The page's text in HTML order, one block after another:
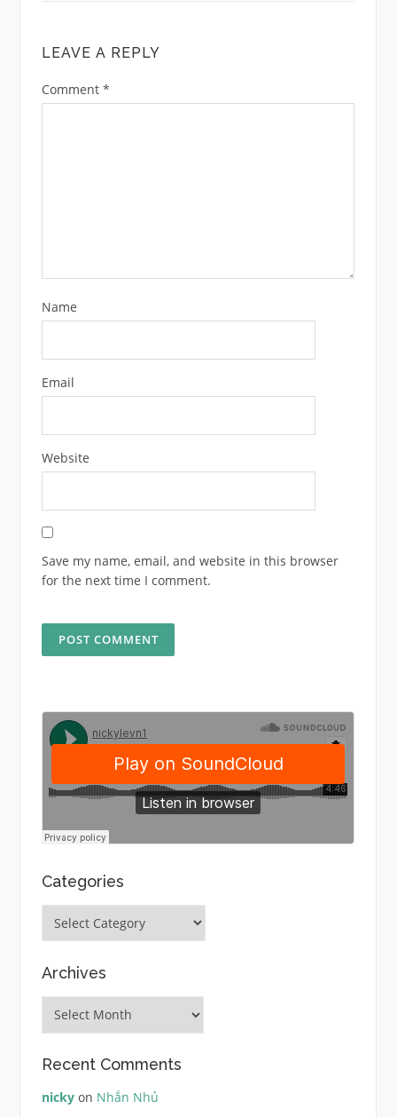
LEAVE A REPLY
Comment *
Name
Email
Website
Save my name, email, and website in this browser
for the next time I comment.
Categories
Archives
Archives
Recent Comments
nickyon Nhắn Nhủ